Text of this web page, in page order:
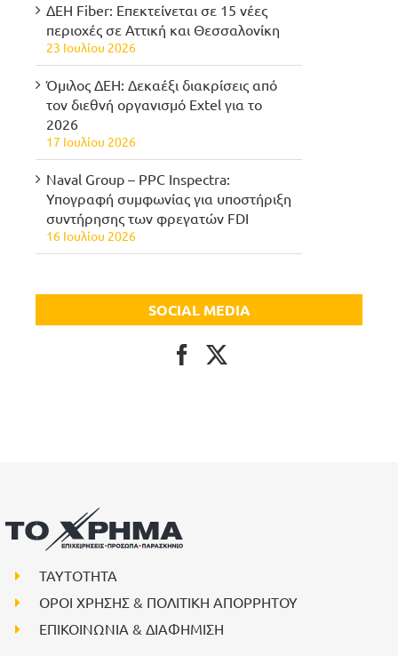
ΔΕΗ Fiber: Επεκτείνεται σε 15 νέες
περιοχές σε Αττική και Θεσσαλονίκη
23 Ιουλίου 2026
Όμιλος ΔΕΗ: Δεκαέξι διακρίσεις από
τον διεθνή οργανισμό Extel για το
2026
17 Ιουλίου 2026
Naval Group – PPC Inspectra:
Υπογραφή συμφωνίας για υποστήριξη
συντήρησης των φρεγατών FDI
16 Ιουλίου 2026
SOCIAL MEDIA
ΤΑΥΤΟΤΗΤΑ
ΟΡΟΙ ΧΡΗΣΗΣ & ΠΟΛΙΤΙΚΗ ΑΠΟΡΡΗΤΟΥ
ΕΠΙΚΟΙΝΩΝΙΑ & ΔΙΑΦΗΜΙΣΗ